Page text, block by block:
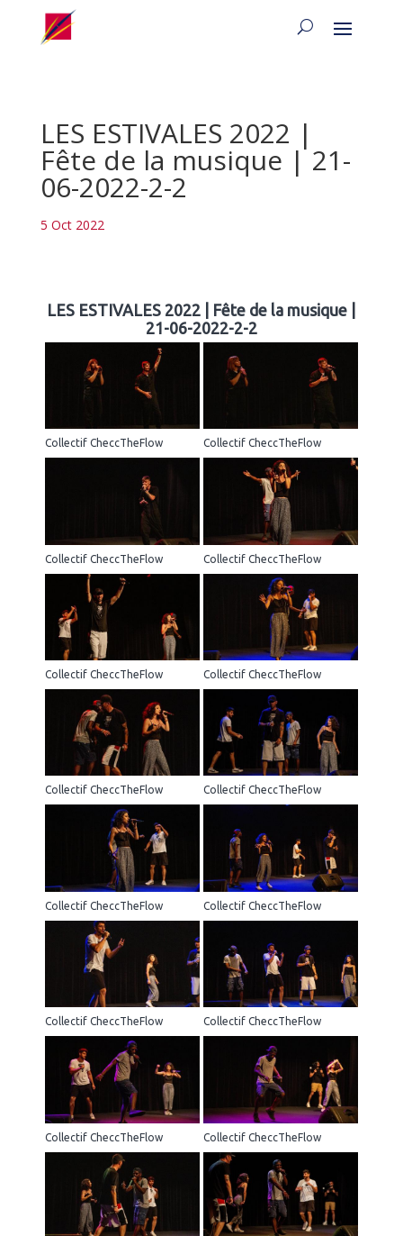
LES ESTIVALES 2022 |
Fête de la musique | 21-
06-2022-2-2
5 Oct 2022
LES ESTIVALES 2022 | Fête de la musique |
21-06-2022-2-2
Collectif CheccTheFlow Collectif CheccTheFlow
Collectif CheccTheFlow Collectif CheccTheFlow
Collectif CheccTheFlow Collectif CheccTheFlow
Collectif CheccTheFlow Collectif CheccTheFlow
Collectif CheccTheFlow Collectif CheccTheFlow
Collectif CheccTheFlow Collectif CheccTheFlow
Collectif CheccTheFlow Collectif CheccTheFlow